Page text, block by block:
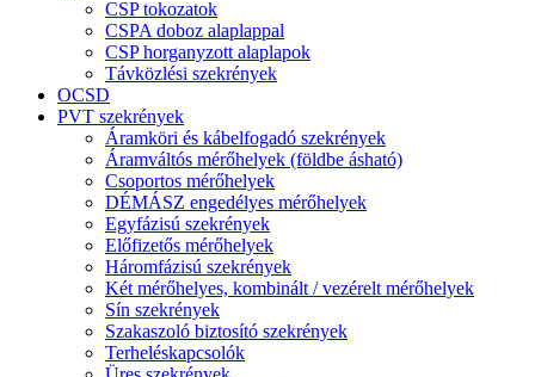
CSP tokozatok
CSPA doboz alaplappal
CSP horganyzott alaplapok
Távközlési szekrények
OCSD
PVT szekrények
Áramköri és kábelfogadó szekrények
Áramváltós mérőhelyek (földbe ásható)
Csoportos mérőhelyek
DÉMÁSZ engedélyes mérőhelyek
Egyfázisú szekrények
Előfizetős mérőhelyek
Háromfázisú szekrények
Két mérőhelyes, kombinált / vezérelt mérőhelyek
Sín szekrények
Szakaszoló biztosító szekrények
Terheléskapcsolók